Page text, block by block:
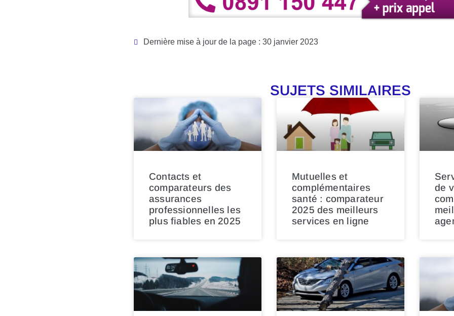
Dernière mise à jour de la page : 30 janvier 2023
SUJETS SIMILAIRES
Contacts et
comparateurs des
assurances
professionnelles les
plus fiables en 2025
Mutuelles et
complémentaires
santé : comparateur
2025 des meilleurs
services en ligne
de